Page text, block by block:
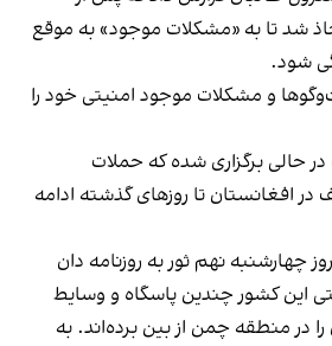
شد تا به «مشکلات موجود» به موقع
شود.
و مشکلات موجود امنیتی خود را
حالی برگزاری شده که حملات
افغانستان تا روزهای گذشته ادامه
چهارشنبه نهم ثور به روزنامه دان
این کشور چندین پاسگاه و وسایط
در منطقه چمن از بین برده‌اند. به